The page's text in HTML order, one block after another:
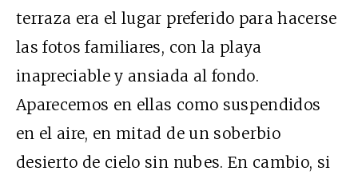
terraza era el lugar preferido para hacerse
las fotos familiares, con la playa
inapreciable y ansiada al fondo.
Aparecemos en ellas como suspendidos
en el aire, en mitad de un soberbio
desierto de cielo sin nubes. En cambio, si